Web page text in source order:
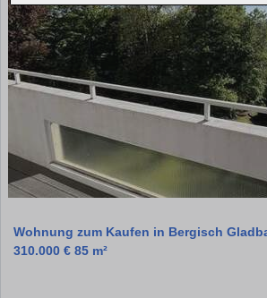
Wohnung zum Kaufen in Bergisch
310.000 € 85 m²